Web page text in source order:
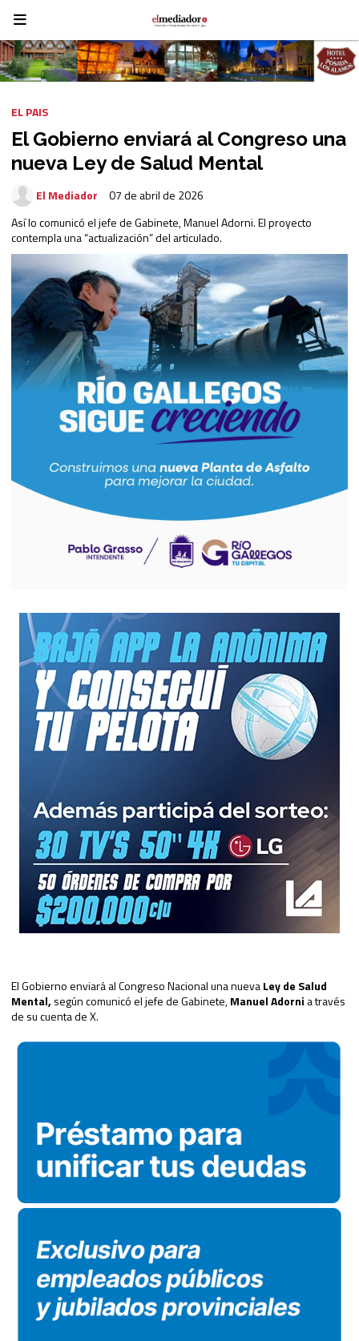
El Gobierno enviará al Congreso una
nueva Ley de Salud Mental
Así lo comunicó el jefe de Gabinete, Manuel Adorni. El proyecto
contempla una “actualización” del articulado.
EL PAIS
07 de abril de 2026
El Mediador
El Gobierno enviará al Congreso Nacional una nuevaLey de Salud
Mental, según comunicó el jefe de Gabinete,Manuel Adorni a través
de su cuenta de X.